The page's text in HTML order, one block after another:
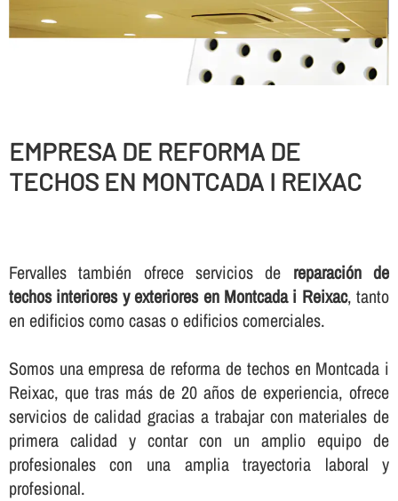
EMPRESA DE REFORMA DE
TECHOS EN MONTCADA I REIXAC
Fervalles también ofrece servicios de reparación de
techos interiores y exteriores en Montcada i Reixac, tanto
en edificios como casas o edificios comerciales.
Somos una empresa de reforma de techos en Montcada i
Reixac, que tras más de 20 años de experiencia, ofrece
servicios de calidad gracias a trabajar con materiales de
primera calidad y contar con un amplio equipo de
profesionales con una amplia trayectoria laboral y
profesional.